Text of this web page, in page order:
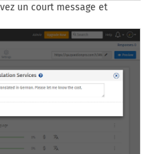
un court message et